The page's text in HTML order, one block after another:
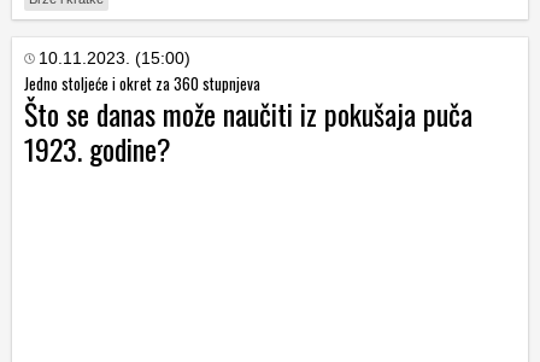
10.11.2023. (15:00)
Jedno stoljeće i okret za 360 stupnjeva
Što se danas može naučiti iz pokušaja puča
1923. godine?